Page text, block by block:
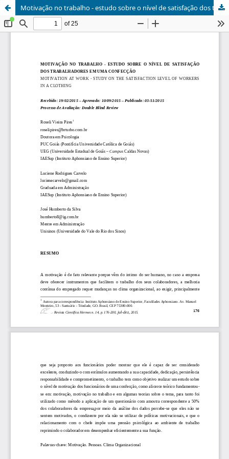
Motivação no trabalho - estudo sobre o nível de satisfação dos trabalhadores em uma confecção